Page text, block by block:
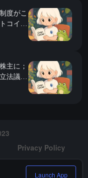
度がこ
コイン
クン化
主に；
法議論
を含む
Privacy Policy
Launch App